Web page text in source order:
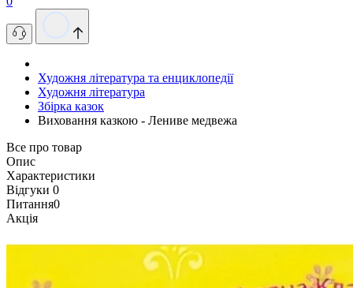
Художня література та енциклопедії
Художня література
Збірка казок
Виховання казкою - Лениве медвежа
Все про товар
Опис
Характеристики
Відгуки 0
Питання0
Акція